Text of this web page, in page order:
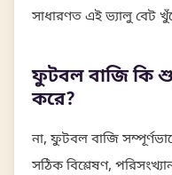
সাধারণত এই ভ্যালু বেট
ফুটবল বাজি কি
করে?
না, ফুটবল বাজি
সঠিক বিশ্লেষণ,